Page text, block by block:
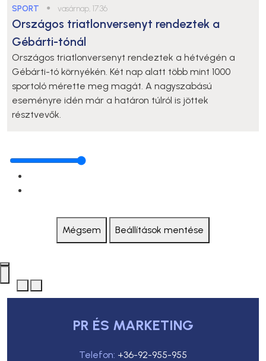
SPORT ● vasárnap, 17:36
Országos triatlonversenyt rendeztek a
Gébárti-tónál
Országos triatlonversenyt rendeztek a hétvégén a
Gébárti-tó környékén. Két nap alatt több mint 1000
sportoló mérette meg magát. A nagyszabású
eseményre idén már a határon túlról is jöttek
résztvevők.
Mégsem Beállítások mentése
PR ÉS MARKETING
Telefon: +36-92-955-955